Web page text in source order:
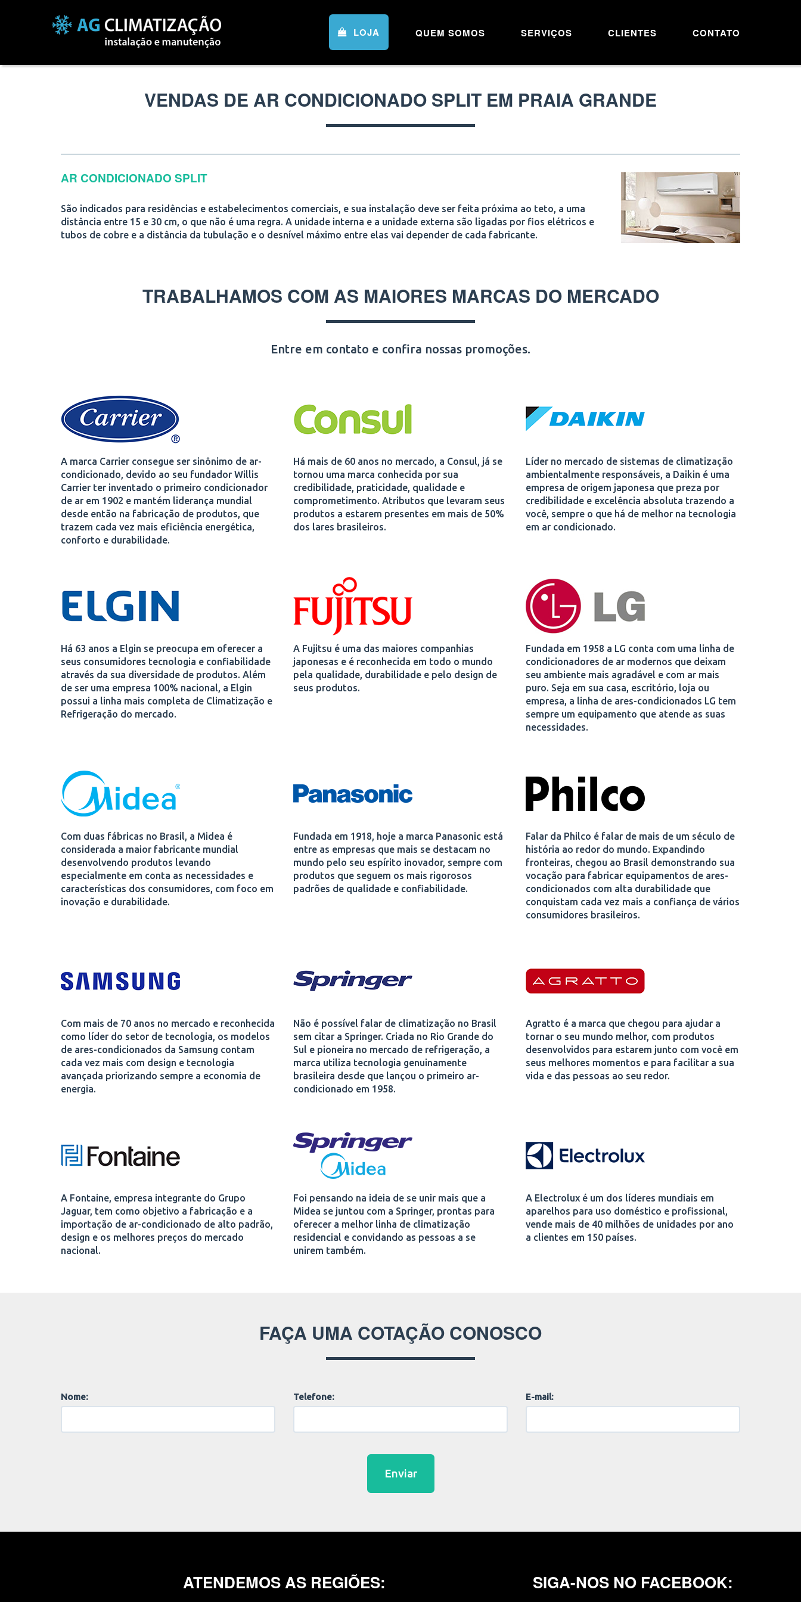
LOJA QUEM SOMOS SERVIÇOS CLIENTES CONTATO
VENDAS DE AR CONDICIONADO SPLIT EM PRAIA GRANDE
AR CONDICIONADO SPLIT
São indicados para residências e estabelecimentos comerciais, e sua instalação deve ser feita próxima ao teto, a uma
distância entre 15 e 30 cm, o que não é uma regra. A unidade interna e a unidade externa são ligadas por fios elétricos e
tubos de cobre e a distância da tubulação e o desnível máximo entre elas vai depender de cada fabricante.
TRABALHAMOS COM AS MAIORES MARCAS DO MERCADO
Entre em contato e confira nossas promoções.
A marca Carrier consegue ser sinônimo de ar-
condicionado, devido ao seu fundador Willis
Carrier ter inventado o primeiro condicionador
de ar em 1902 e mantém liderança mundial
desde então na fabricação de produtos, que
trazem cada vez mais eficiência energética,
conforto e durabilidade.
Há mais de 60 anos no mercado, a Consul, já se
tornou uma marca conhecida por sua
credibilidade, praticidade, qualidade e
comprometimento. Atributos que levaram seus
produtos a estarem presentes em mais de 50%
dos lares brasileiros.
Líder no mercado de sistemas de climatização
ambientalmente responsáveis, a Daikin é uma
empresa de origem japonesa que preza por
credibilidade e excelência absoluta trazendo a
você, sempre o que há de melhor na tecnologia
em ar condicionado.
Há 63 anos a Elgin se preocupa em oferecer a
seus consumidores tecnologia e confiabilidade
através da sua diversidade de produtos. Além
de ser uma empresa 100% nacional, a Elgin
possui a linha mais completa de Climatização e
Refrigeração do mercado.
A Fujitsu é uma das maiores companhias
japonesas e é reconhecida em todo o mundo
pela qualidade, durabilidade e pelo design de
seus produtos.
Fundada em 1958 a LG conta com uma linha de
condicionadores de ar modernos que deixam
seu ambiente mais agradável e com ar mais
puro. Seja em sua casa, escritório, loja ou
empresa, a linha de ares-condicionados LG tem
sempre um equipamento que atende as suas
necessidades.
Com duas fábricas no Brasil, a Midea é
considerada a maior fabricante mundial
desenvolvendo produtos levando
especialmente em conta as necessidades e
características dos consumidores, com foco em
inovação e durabilidade.
Fundada em 1918, hoje a marca Panasonic está
entre as empresas que mais se destacam no
mundo pelo seu espírito inovador, sempre com
produtos que seguem os mais rigorosos
padrões de qualidade e confiabilidade.
Falar da Philco é falar de mais de um século de
história ao redor do mundo. Expandindo
fronteiras, chegou ao Brasil demonstrando sua
vocação para fabricar equipamentos de ares-
condicionados com alta durabilidade que
conquistam cada vez mais a confiança de vários
consumidores brasileiros.
Com mais de 70 anos no mercado e reconhecida
como líder do setor de tecnologia, os modelos
de ares-condicionados da Samsung contam
cada vez mais com design e tecnologia
avançada priorizando sempre a economia de
energia.
Não é possível falar de climatização no Brasil
sem citar a Springer. Criada no Rio Grande do
Sul e pioneira no mercado de refrigeração, a
marca utiliza tecnologia genuinamente
brasileira desde que lançou o primeiro ar-
condicionado em 1958.
Agratto é a marca que chegou para ajudar a
tornar o seu mundo melhor, com produtos
desenvolvidos para estarem junto com você em
seus melhores momentos e para facilitar a sua
vida e das pessoas ao seu redor.
A Fontaine, empresa integrante do Grupo
Jaguar, tem como objetivo a fabricação e a
importação de ar-condicionado de alto padrão,
design e os melhores preços do mercado
nacional.
Foi pensando na ideia de se unir mais que a
Midea se juntou com a Springer, prontas para
oferecer a melhor linha de climatização
residencial e convidando as pessoas a se
unirem também.
A Electrolux é um dos líderes mundiais em
aparelhos para uso doméstico e profissional,
vende mais de 40 milhões de unidades por ano
a clientes em 150 países.
FAÇA UMA COTAÇÃO CONOSCO
Nome: Telefone: E-mail:
Enviar
ATENDEMOS AS REGIÕES: SIGA-NOS NO FACEBOOK: